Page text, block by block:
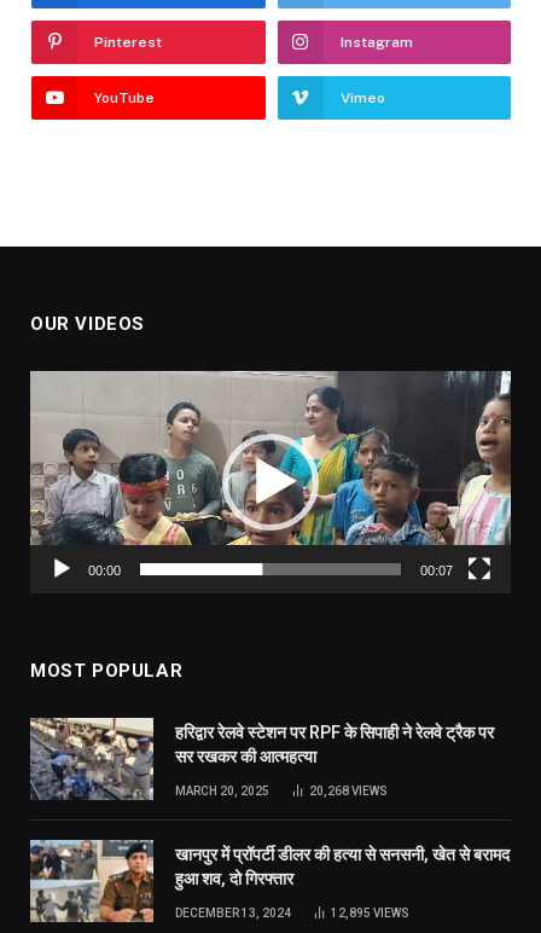
Pinterest Instagram
YouTube Vimeo
OUR VIDEOS
00:00 00:07
MOST POPULAR
हरिद्वार रेलवे स्टेशन पर RPF के सिपाही ने रेलवे ट्रैक पर
सर रखकर की आत्महत्या
MARCH 20, 2025 20,268VIEWS
खानपुर में प्रॉपर्टी डीलर की हत्या से सनसनी, खेत से बरामद
हुआ शव, दो गिरफ्तार
DECEMBER 13, 2024 12,895 VIEWS